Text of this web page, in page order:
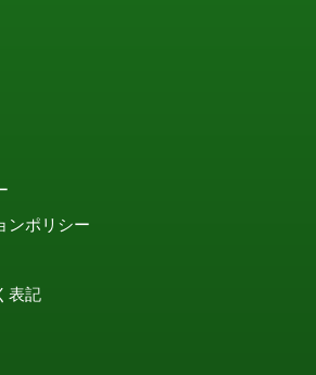
ンポリシー
表記